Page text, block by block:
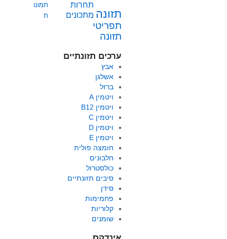
תזונה
תחרות
מתכונים
תמונו
ת
תפריטי
תזונה
ערכים תזונתיים
אבץ
אשלגן
ברזל
ויטמין A
ויטמין B12
ויטמין C
ויטמין D
ויטמין E
חומצה פולית
חלבונים
כולסטרול
סיבים תזונתיים
סידן
פחמימות
קלוריות
שומנים